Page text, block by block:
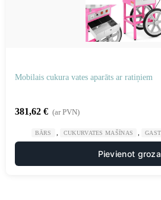
Mobilais cukura vates aparāts ar ratiņiem
381,62 € (ar PVN)
BĀRS CUKURVATES MAŠĪNAS
Pievienot